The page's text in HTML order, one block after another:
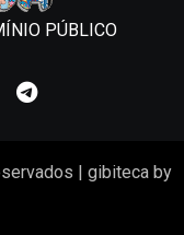
PÚBLICO
| gibiteca by